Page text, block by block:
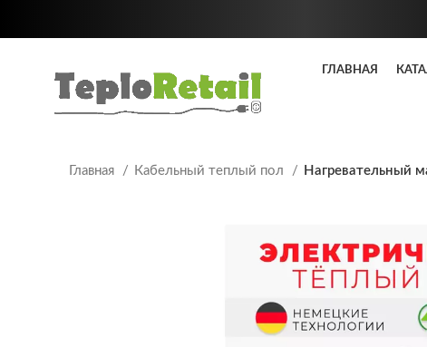
ГЛАВНАЯ
Главная Кабельный теплый пол Нагревательный